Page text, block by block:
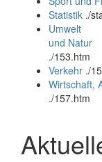
Statistik ./
Umwelt
und Natur
./153.htm
Verkehr ./
Wirtschaft,
./157.htm